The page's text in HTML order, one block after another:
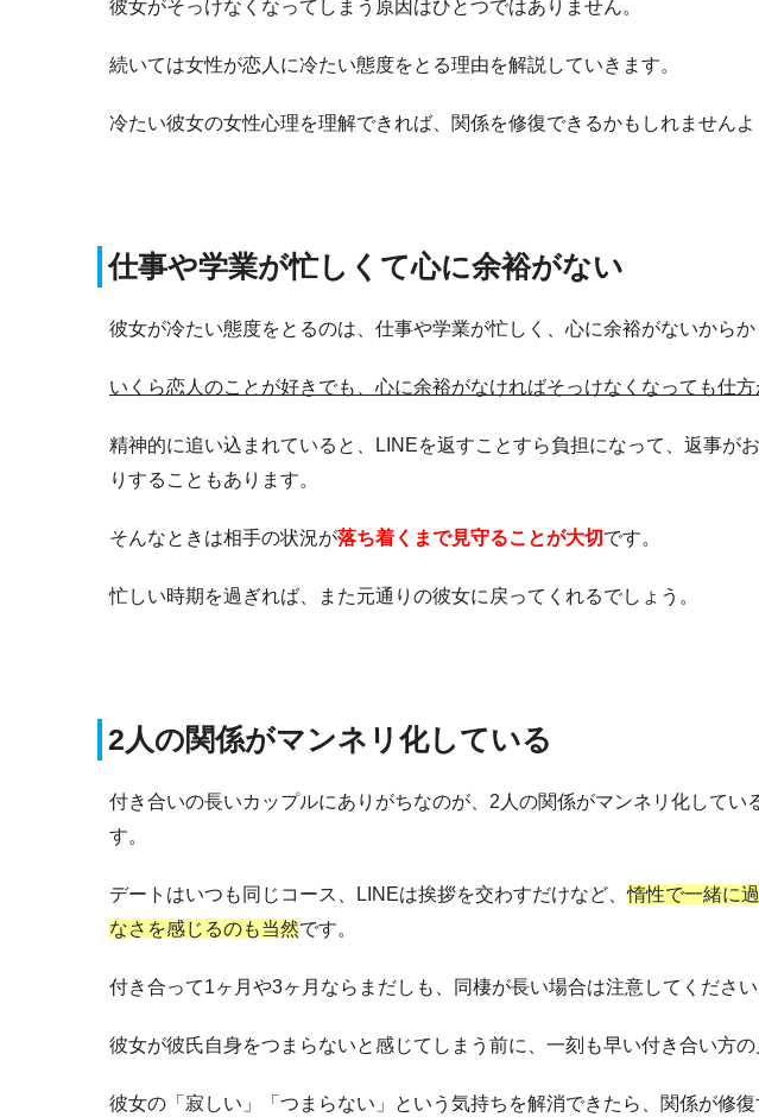
彼女がそっけなくなってしまう原因はひとつではありません。
続いては女性が恋人に冷たい態度をとる理由を解説していきます。
冷たい彼女の女性心理を理解できれば、関係を修復できるかもしれませんよ
仕事や学業が忙しくて心に余裕がない
彼女が冷たい態度をとるのは、仕事や学業が忙しく、心に余裕がないからか
いくら恋人のことが好きでも、 心に余裕がなければそっけなくなっても仕方
精神的に追い込まれていると、LINEを返すことすら負担になって、返事が
りすることもあります。
そんなときは相手の状況が落ち着くまで見守ることが大切です。
忙しい時期を過ぎれば、また元通りの彼女に戻ってくれるでしょう。
2人の関係がマンネリ化している
付き合いの長いカップルにありがちなのが、2人の関係がマンネリ化してい
す。
デートはいつも同じコース、LINEは挨拶を交わすだけなど、惰性で一緒に
なさを感じるのも当然です。
付き合って1ヶ月や3ヶ月ならまだしも、同棲が長い場合は注意してください
彼女が彼氏自身をつまらないと感じてしまう前に、一刻も早い付き合い方の
彼女の「寂しい」「つまらない」という気持ちを解消できたら、関係が修復